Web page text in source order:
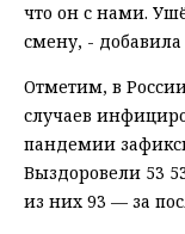
что он с нами.
смену, - добавила
Отметим, в
случаев
пандемии
Выздоровели 53
из них 93 — за